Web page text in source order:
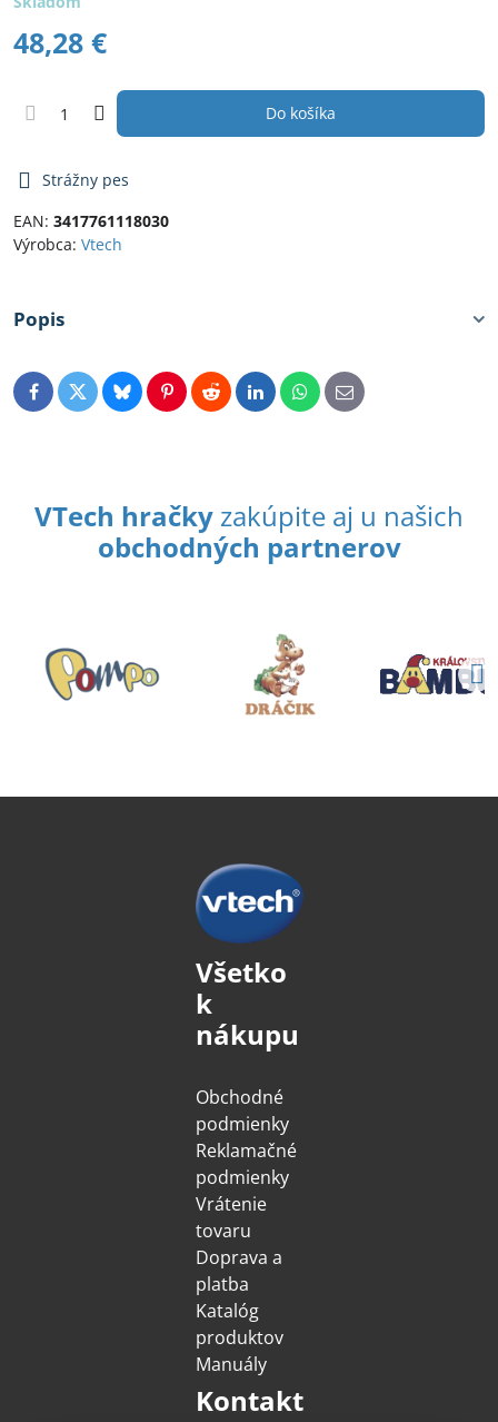
48,28 €
Do košíka
Strážny pes
EAN: 3417761118030
Výrobca: Vtech
Popis
FacebookTwitterBlueskyPinterestRedditLinkedInWhatsApp
E-
mail
VTech hračky zakúpite aj u našich
obchodných partnerov
Všetko
k
nákupu
Obchodné
podmienky
Reklamačné
podmienky
Vrátenie
tovaru
Doprava a
platba
Katalóg
produktov
Manuály
Kontakt